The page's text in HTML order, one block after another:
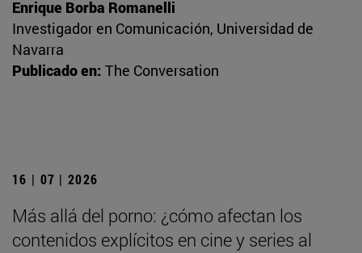
Enrique Borba Romanelli
Investigador en Comunicación, Universidad de
Navarra
Publicado en: The Conversation
16 | 07 | 2026
Más allá del porno: ¿cómo afectan los
contenidos explícitos en cine y series al